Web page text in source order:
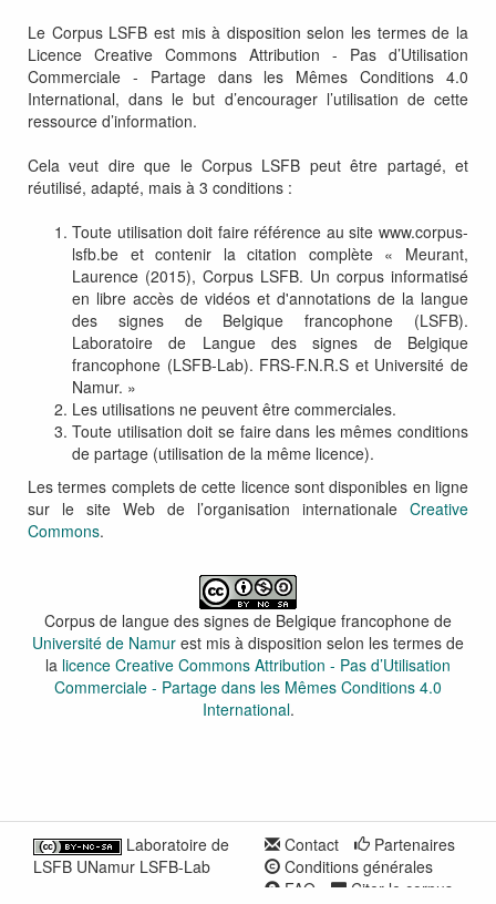
Le Corpus LSFB est mis à disposition selon les termes de la
Licence Creative Commons Attribution - Pas d’Utilisation
Commerciale - Partage dans les Mêmes Conditions 4.0
International, dans le but d’encourager l’utilisation de cette
ressource d’information.
Cela veut dire que le Corpus LSFB peut être partagé, et
réutilisé, adapté, mais à 3 conditions :
Toute utilisation doit faire référence au site www.corpus-
lsfb.be et contenir la citation complète « Meurant,
Laurence (2015), Corpus LSFB. Un corpus informatisé
en libre accès de vidéos et d'annotations de la langue
des signes de Belgique francophone (LSFB).
Laboratoire de Langue des signes de Belgique
francophone (LSFB-Lab). FRS-F.N.R.S et Université de
Namur. »
Les utilisations ne peuvent être commerciales.
Toute utilisation doit se faire dans les mêmes conditions
de partage (utilisation de la même licence).
Les termes complets de cette licence sont disponibles en ligne
sur le site Web de l’organisation internationale Creative
Commons.
Corpus de langue des signes de Belgique francophone de
Université de Namur est mis à disposition selon les termes de
la licence Creative Commons Attribution - Pas d’Utilisation
Commerciale - Partage dans les Mêmes Conditions 4.0
International.
Laboratoire de
LSFB UNamur LSFB-Lab
Contact
Partenaires
Conditions générales
FAQ
Citer le corpus